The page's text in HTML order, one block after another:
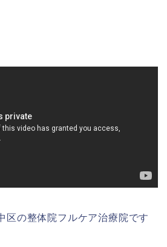
区の整体院フルケア治療院です